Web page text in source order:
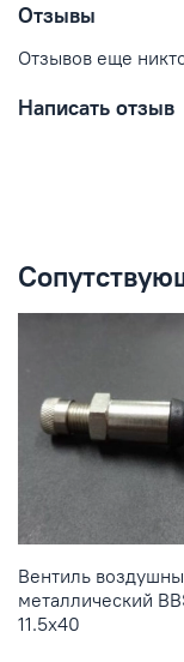
Отзывы
Отзывов еще
Написать отзыв
Вентиль
металлический
11.5x40